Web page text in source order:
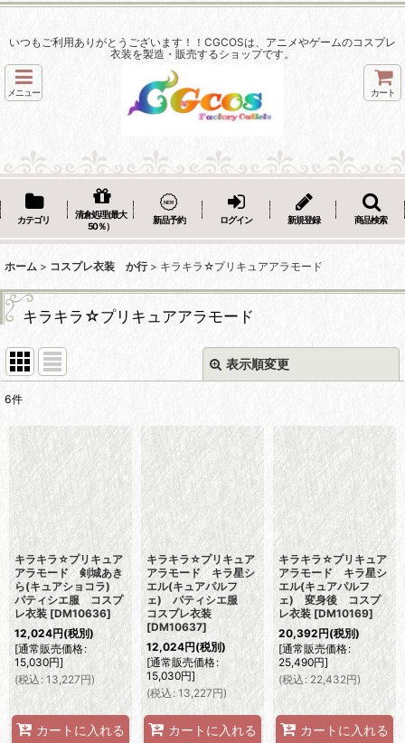
いつもご利用ありがとうございます！！CGCOSは、アニメやゲームのコスプレ
衣装を製造・販売するショップです。
メニュー カート
カテゴリ
清倉処理(最大
50％）
新品予約 ログイン 新規登録 商品検索
ホーム > コスプレ衣装 か行 > キラキラ☆プリキュアアラモード
キラキラ☆プリキュアアラモード
表示順変更
並び順:
絞り込む
6件
キラキラ☆プリキュア
アラモード 剣城あき
ら(キュアショコラ)
パティシエ服 コスプ
レ衣装 [DM10636]
12,024円(税別)
[通常販売価格:
15,030円]
(税込 : 13,227円)
カートに入れる
キラキラ☆プリキュア
アラモード キラ星シ
エル(キュアパルフ
ェ) パティシエ服
コスプレ衣装
[DM10637]
12,024円(税別)
[通常販売価格:
15,030円]
(税込: 13,227円)
カートに入れる
キラキラ☆プリキュア
アラモード キラ星シ
エル(キュアパルフ
ェ) 変身後 コスプ
レ衣装 [DM10169]
20,392円(税別)
[通常販売価格:
25,490円]
(税込 : 22,432円)
カートに入れる